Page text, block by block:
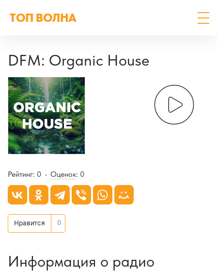
ТОП ВОЛНА
DFM: Organic House
Рейтинг: 0 Оценок: 0
Нравится 0
Информация о радио